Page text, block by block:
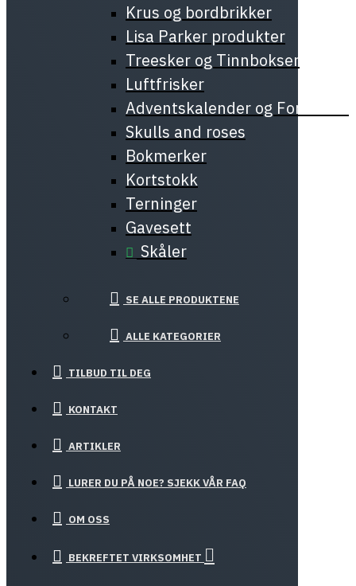
Krus og bordbrikker
Lisa Parker produkter
Treesker og Tinnbokser
Luftfrisker
Adventskalender og
Skulls and roses
Bokmerker
Kortstokk
Terninger
Gavesett
Skåler
SE ALLE PRODUKTENE
ALLE KATEGORIER
TILBUD TIL DEG
KONTAKT
ARTIKLER
LURER DU PÅ NOE? SJEKK VÅR FAQ
OM OSS
BEKREFTET VIRKSOMHET